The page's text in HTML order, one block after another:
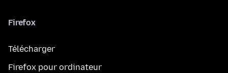
Firefox
Télécharger
Firefox pour ordinateur